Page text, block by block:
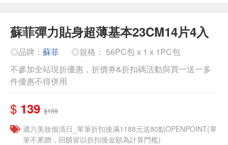
蘇菲彈力貼身超薄基本23CM14片4入
◎品牌： 蘇菲
◎規格： 56PC包 x 1 x 1PC包
不參加全站現折優惠，折價券&折扣碼活動與買一送一多
件優惠不得併用
$ 139 $159
週六美妝個清日_單筆折扣後滿1188元送80點OPENPOINT(單
筆不累贈，回饋皆以折扣後金額為計算門檻)